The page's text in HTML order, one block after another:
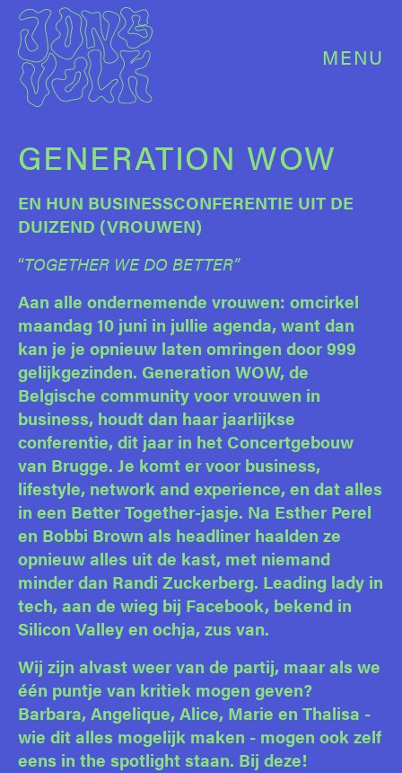
MENU
GENERATION WOW
EN HUN BUSINESSCONFERENTIE UIT DE
DUIZEND (VROUWEN)
“TOGETHER WE DO BETTER”
Aan alle ondernemende vrouwen: omcirkel
maandag 10 juni in jullie agenda, want dan
kan je je opnieuw laten omringen door 999
gelijkgezinden. Generation WOW, de
Belgische community voor vrouwen in
business, houdt dan haar jaarlijkse
conferentie, dit jaar in het Concertgebouw
van Brugge. Je komt er voor business,
lifestyle, network and experience, en dat alles
in een Better Together-jasje. Na Esther Perel
en Bobbi Brown als headliner haalden ze
opnieuw alles uit de kast, met niemand
minder dan Randi Zuckerberg. Leading lady in
tech, aan de wieg bij Facebook, bekend in
Silicon Valley en ochja, zus van.
Wij zijn alvast weer van de partij, maar als we
één puntje van kritiek mogen geven?
Barbara, Angelique, Alice, Marie en Thalisa -
wie dit alles mogelijk maken - mogen ook zelf
eens in the spotlight staan. Bij deze!